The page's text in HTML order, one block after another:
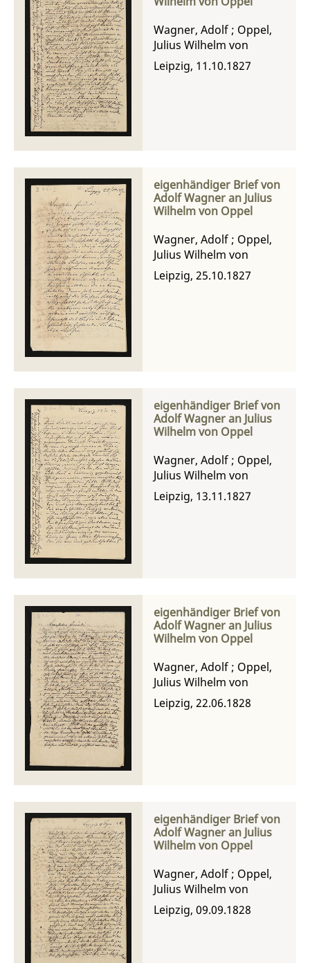
Wagner, Adolf ; Oppel,
Julius Wilhelm von
Leipzig, 11.10.1827
eigenhändiger Brief von
Adolf Wagner an Julius
Wilhelm von Oppel
Wagner, Adolf ; Oppel,
Julius Wilhelm von
Leipzig, 25.10.1827
eigenhändiger Brief von
Adolf Wagner an Julius
Wilhelm von Oppel
Wagner, Adolf ; Oppel,
Julius Wilhelm von
Leipzig, 13.11.1827
eigenhändiger Brief von
Adolf Wagner an Julius
Wilhelm von Oppel
Wagner, Adolf ; Oppel,
Julius Wilhelm von
Leipzig, 22.06.1828
eigenhändiger Brief von
Adolf Wagner an Julius
Wilhelm von Oppel
Wagner, Adolf ; Oppel,
Julius Wilhelm von
Leipzig, 09.09.1828